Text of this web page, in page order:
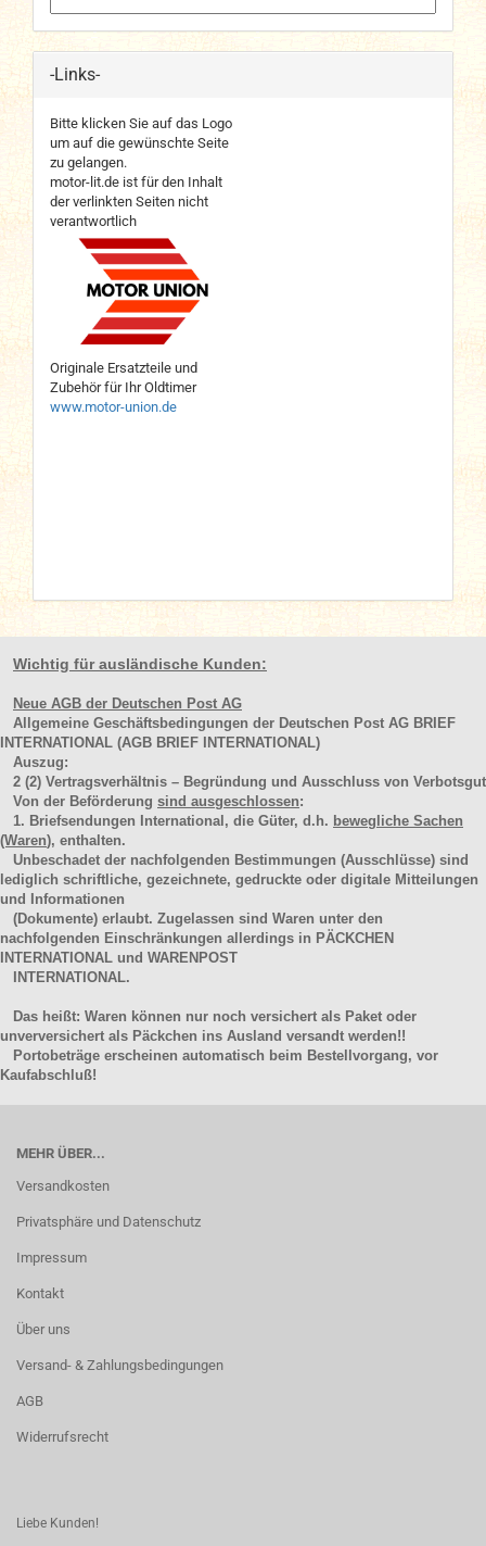
-Links-
Bitte klicken Sie auf das Logo
um auf die gewünschte Seite
zu gelangen.
motor-lit.de ist für den Inhalt
der verlinkten Seiten nicht
verantwortlich
Originale Ersatzteile und
Zubehör für Ihr Oldtimer
www.motor-union.de
Wichtig für ausländische Kunden:
Neue AGB der Deutschen Post AG
Allgemeine Geschäftsbedingungen der Deutschen Post AG BRIEF
INTERNATIONAL (AGB BRIEF INTERNATIONAL)
Auszug:
2 (2) Vertragsverhältnis – Begründung und Ausschluss von Verbotsgut
Von der Beförderung sind ausgeschlossen:
1. Briefsendungen International, die Güter, d.h. bewegliche Sachen
(Waren), enthalten.
Unbeschadet der nachfolgenden Bestimmungen (Ausschlüsse) sind
lediglich schriftliche, gezeichnete, gedruckte oder digitale Mitteilungen
und Informationen
(Dokumente) erlaubt. Zugelassen sind Waren unter den
nachfolgenden Einschränkungen allerdings in PÄCKCHEN
INTERNATIONAL und WARENPOST
INTERNATIONAL.
Das heißt: Waren können nur noch versichert als Paket oder
unverversichert als Päckchen ins Ausland versandt werden!!
Portobeträge erscheinen automatisch beim Bestellvorgang, vor
Kaufabschluß!
MEHR ÜBER...
Versandkosten
Privatsphäre und Datenschutz
Impressum
Kontakt
Über uns
Versand- & Zahlungsbedingungen
AGB
Widerrufsrecht
Liebe Kunden!